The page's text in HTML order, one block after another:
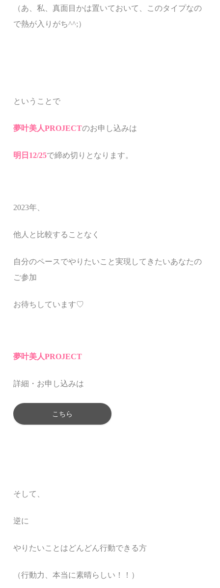
（あ、私、真面目かは置いておいて、このタイプなの
で熱が入りがち^^;）
ということで
夢叶美人PROJECTのお申し込みは
明日12/25で締め切りとなります。
2023年、
他人と比較することなく
自分のペースでやりたいこと実現してきたいあなたの
ご参加
お待ちしています♡
夢叶美人PROJECT
詳細・お申し込みは
こちら
そして、
逆に
やりたいことはどんどん行動できる方
（行動力、本当に素晴らしい！！）